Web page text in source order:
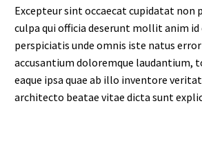
Excepteur sint occaecat cupidatat non
culpa qui officia deserunt mollit anim id
perspiciatis unde omnis iste natus
accusantium doloremque laudantium,
eaque ipsa quae ab illo inventore
architecto beatae vitae dicta sunt